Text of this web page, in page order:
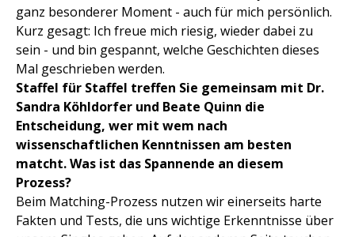
ganz besonderer Moment - auch für mich persönlich.
Kurz gesagt: Ich freue mich riesig, wieder dabei zu
sein - und bin gespannt, welche Geschichten dieses
Mal geschrieben werden.
Staffel für Staffel treffen Sie gemeinsam mit Dr.
Sandra Köhldorfer und Beate Quinn die
Entscheidung, wer mit wem nach
wissenschaftlichen Kenntnissen am besten
matcht. Was ist das Spannende an diesem
Prozess?
Beim Matching-Prozess nutzen wir einerseits harte
Fakten und Tests, die uns wichtige Erkenntnisse über